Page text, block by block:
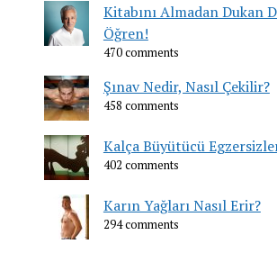
Kitabını Almadan Dukan
Öğren!
470 comments
Şınav Nedir, Nasıl Çekilir?
458 comments
Kalça Büyütücü
402 comments
Karın Yağları Nasıl Erir?
294 comments